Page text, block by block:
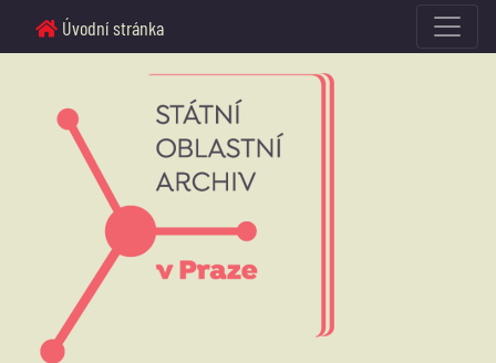
Úvodní stránka